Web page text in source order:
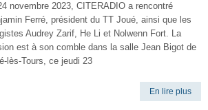
novembre 2023, CITERADIO a rencontré
Ferré, président du TT Joué, ainsi que les
Audrey Zarif, He Li et Nolwenn Fort. La
est à son comble dans la salle Jean Bigot de
lès-Tours, ce jeudi 23
En lire plus